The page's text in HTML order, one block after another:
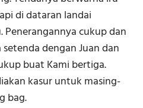
di dataran landai
cukup dan
dengan Juan dan
buat Kami bertiga.
kasur untuk masing-
bag.